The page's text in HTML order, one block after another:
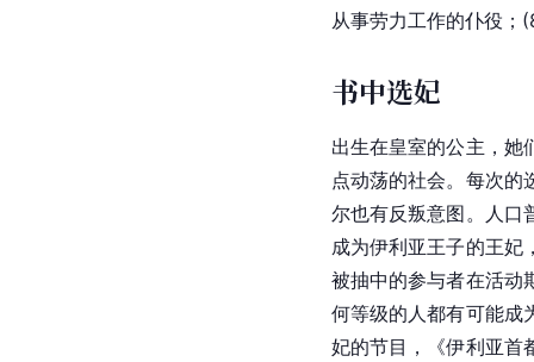
从事劳力工作的仆役；
书中选妃
出生在皇室的公主，她
点动荡的社会。每次的
尔也有反叛意图。人口
成为伊利亚王子的王妃
被抽中的参与者在活动
何等级的人都有可能成
妃的节目，《伊利亚首